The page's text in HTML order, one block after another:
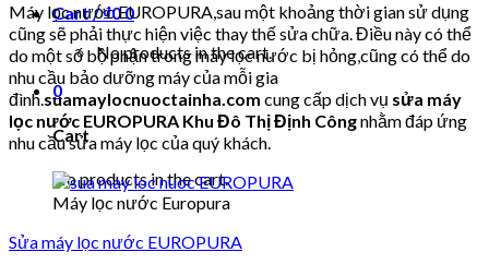
Cart /₫00
No products in the cart.
0
Cart
No products in the cart.
Máy lọc nước EUROPURA,sau một khoảng thời gian sử dụng
cũng sẽ phải thực hiện việc thay thế sửa chữa. Điều này có thể
do một số bộ phận trong máy lọc nước bị hỏng,cũng có thể do
nhu cầu bảo dưỡng máy của mỗi gia
đình.suamaylocnuoctainha.com cung cấp dịch vụ sửa máy
lọc nước EUROPURA Khu Đô Thị Định Côngnhằm đáp ứng
nhu cầu sửa máy lọc của quý khách.
Máy lọc nước Europura
Sửa máy lọc nước EUROPURA